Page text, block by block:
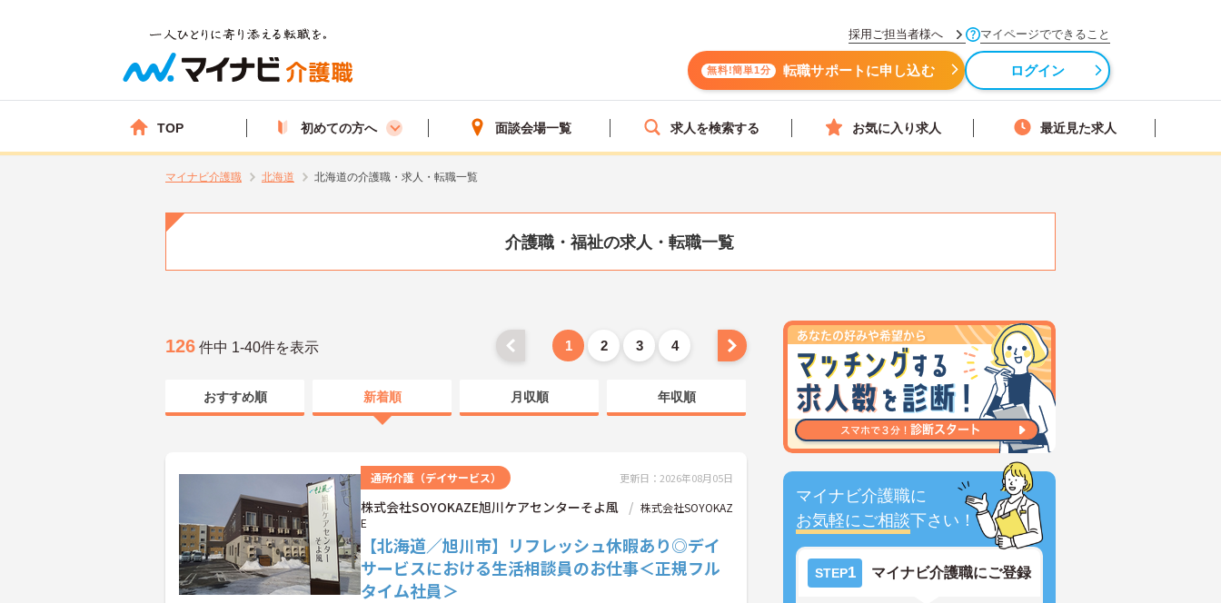
採用ご担当者様へ マイページでできること
無料!簡単1分 転職サポートに申し込む ログイン
TOP 初めての方へ 面談会場一覧 求人を検索する お気に入り求人 最近見た求人
マイナビ介護職 北海道 北海道の介護職・求人・転職一覧
介護職・福祉の求人・転職一覧
マイナビ介護職に
お気軽にご相談下さい！
STEP1 マイナビ介護職にご登録
126 件中 1-40件を表示 1 2 3 4
おすすめ順 新着順 月収順 年収順
通所介護（デイサービス） 更新日：2026年08月05日
株式会社SOYOKAZE旭川ケアセンターそよ風
株式会社SOYOKAZ
E
【北海道／旭川市】リフレッシュ休暇あり◎デイ
サービスにおける生活相談員のお仕事＜正規フル
タイム社員＞